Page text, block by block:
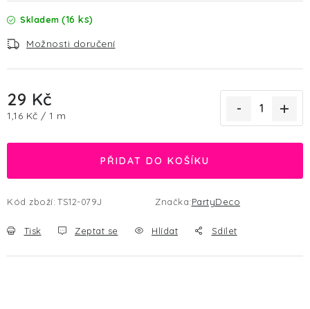
Skladem (16 ks)
Možnosti doručení
29 Kč
Měrná cena:
1,16 Kč / 1 m
PŘIDAT DO KOŠÍKU
Kód zboží: TS12-079J Značka:PartyDeco
Tisk Zeptat se Hlídat Sdílet